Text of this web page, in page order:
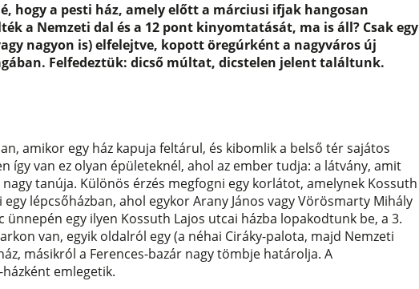
hogy a pesti ház, amely előtt a márciusi ifjak hangosan
a Nemzeti dal és a 12 pont kinyomtatását, ma is áll? Csak egy
nagyon is) elfelejtve, kopott öregúrként a nagyváros új
Felfedeztük: dicső múltat, dicstelen jelent találtunk.
amikor egy ház kapuja feltárul, és kibomlik a belső tér sajátos
így van ez olyan épületeknél, ahol az ember tudja: a látvány, amit
nagy tanúja. Különös érzés megfogni egy korlátot, amelynek Kossuth
lépcsőházban, ahol egykor Arany János vagy Vörösmarty Mihály
egy ilyen Kossuth Lajos utcai házba lopakodtunk be, a 3.
van, egyik oldalról egy (a néhai Ciráky-palota, majd Nemzeti
másikról a Ferences-bazár nagy tömbje határolja. A
emlegetik.